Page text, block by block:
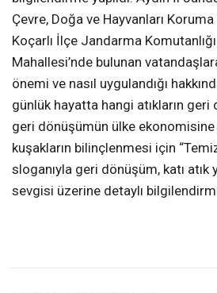
Çevre, Doğa ve Hayvanları
Koçarlı İlçe Jandarma
Mahallesi’nde bulunan
önemi ve nasıl uygulandığı
günlük hayatta hangi atıkların
geri dönüşümün ülke ekonomisine
kuşakların bilinçlenmesi için
sloganıyla geri dönüşüm, katı
sevgisi üzerine detaylı